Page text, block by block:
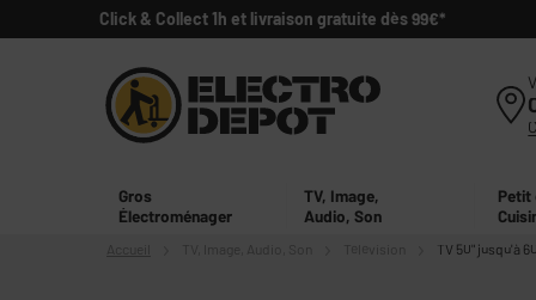
Click & Collect 1h et livraison gratuite dès 99€*
Gros
Électroménager
TV, Image,
Audio, Son
Petit
Accueil Audio, Son TV 50" jusqu'à